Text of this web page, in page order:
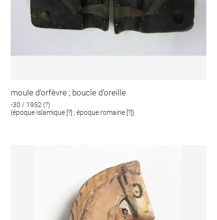
moule d'orfèvre ; boucle d'oreille
-30 / 1952 (?)
(époque islamique [?] ; époque romaine [?])